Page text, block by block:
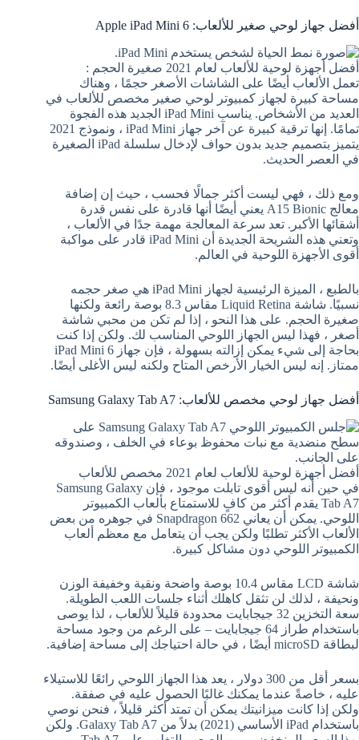
أفضل جهاز لوحي صغير للألعاب: Apple iPad Mini 6
أفضل أجهزة لوحية للألعاب لعام 2021 صغيرة الحجم :
تعمل الألعاب أيضًا على الشاشات الأصغر حجمًا ، وهناك
مساحة كبيرة لجهاز كمبيوتر لوحي صغير مخصص للألعاب في
العديد من الأشخاص. يناسب iPad Mini الجديد هذه الفجوة
تمامًا. إنها ترقية كبيرة عن آخر جهاز iPad Mini ، ونموذج 2021
يتميز بتصميم جديد بدون حواف لإدخال سلسلة iPad الصغيرة
في العصر الحديث.
ومع ذلك ، فهي ليست أكثر جمالًا فحسب ، حيث إن إضافة
معالج A15 Bionic يعني أيضًا أنها قادرة على نفس قدرة
أشقائها الأكبر. تعد سرعة المعالجة مهمة جدًا في الألعاب ،
وتعني هذه الشريحة الجديدة أن iPad Mini قادر على مواكبة
أقوى الأجهزة اللوحية في العالم.
بالطبع ، الميزة الرئيسية لجهاز iPad Mini هي صغر حجمه
نسبيًا. شاشة Liquid Retina مقاس 8.3 بوصة رائعة ولكنها
صغيرة الحجم. على هذا النحو ، إذا لم تكن من محبي شاشة
أصغر ، فهذا ليس الجهاز اللوحي المناسب لك. ولكن إذا كنت
بحاجة إلى شيء يمكن إزالته بسهولة ، فإن جهاز iPad Mini 6
ممتاز. إنه ليس الخيار الأرخص المتاح ولكنه ليس الأغلى أيضًا.
أفضل جهاز لوحي مخصص للألعاب: Samsung Galaxy Tab A7
أفضل أجهزة لوحية للألعاب لعام 2021 مخصص للألعاب
في حين أنه ليس أقوى تابلت موجود ، فإن Samsung Galaxy
Tab A7 يقدم أكثر من كافٍ للاستمتاع بألعاب الكمبيوتر
اللوحي. يمكن أن يعاني Snapdragon 662 في جوهره من بعض
الألعاب الأكثر تطلبًا ولكن يجب أن يتعامل مع معظم ألعاب
الكمبيوتر اللوحي دون مشاكل كبيرة.
شاشة LCD مقاس 10.4 بوصة واضحة ونقية وخفيفة الوزن
ونحيفة ، لذلك لن تثقل كاهلك أثناء جلسات اللعب الطويلة.
سعة التخزين 32 جيجابايت محدودة قليلاً للألعاب ، لذا يوصى
باستخدام طراز 64 جيجابايت – على الرغم من وجود مساحة
لبطاقة microSD أيضًا ، في حالة احتياجك إلى مساحة إضافية.
بسعر أقل من 300 دولار ، يعد هذا الجهاز اللوحي رائعًا للاستيلاء
عليه ، خاصةً عندما يمكنك غالبًا الحصول عليه في صفقة.
ولكن إذا كانت ميزانيتك يمكن أن تمتد أكثر قليلاً ، فنحن نوصي
باستخدام iPad الأساسي (2021) بدلاً من Galaxy Tab A7. ولكن